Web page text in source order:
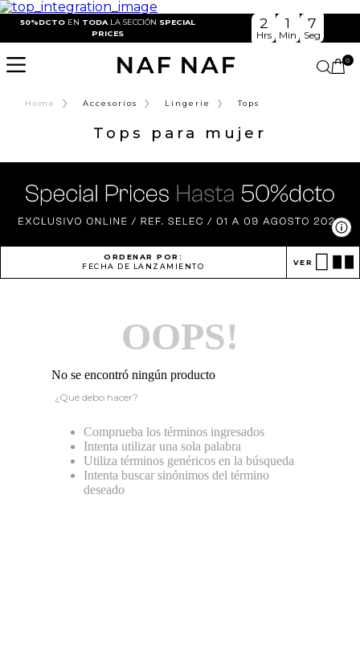
50%DCTO EN TODA LA SECCIÓN SPECIAL
PRICES
2
Hrs
1
Min
7
Seg
0
Home › Accesorios › Lingerie › Tops
Tops para mujer
ORDENAR POR:
FECHA DE LANZAMIENTO
VER
OOPS!
No se encontró ningún producto
¿Qué debo hacer?
Comprueba los términos ingresados
Intenta utilizar una sola palabra
Utiliza términos genéricos en la búsqueda
Intenta buscar sinónimos del término
deseado